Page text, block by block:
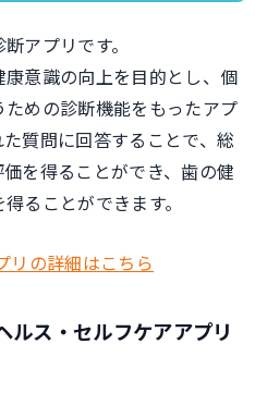
アプリです。
意識の向上を目的とし、個
めの診断機能をもったアプ
質問に回答することで、総
を得ることができ、歯の健
ることができます。
リの詳細はこちら
ス・セルフケアアプリ